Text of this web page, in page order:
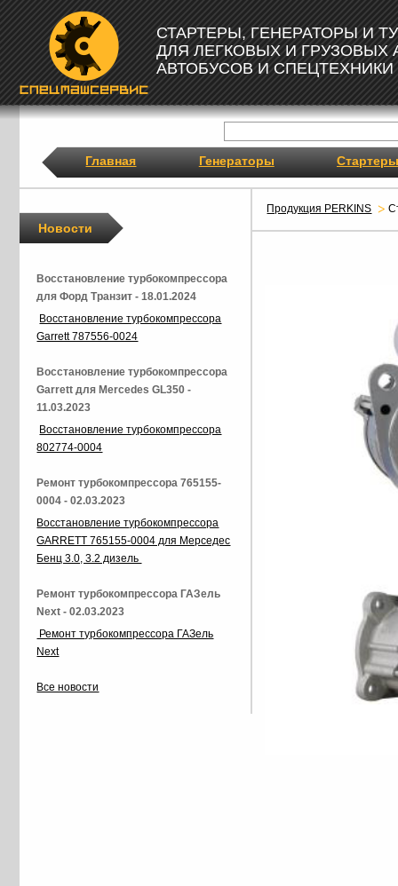
СТАРТЕРЫ, ГЕНЕРАТОРЫ И
ДЛЯ ЛЕГКОВЫХ И ГРУЗОВЫХ
АВТОБУСОВ И СПЕЦТЕХНИКИ
Главная Генераторы Стартеры
Продукция PERKINS
Новости
Восстановление турбокомпрессора
для Форд Транзит - 18.01.2024
Восстановление турбокомпрессора
Garrett 787556-0024
Восстановление турбокомпрессора
Garrett для Mercedes GL350 -
11.03.2023
Восстановление турбокомпрессора
802774-0004
Ремонт турбокомпрессора 765155-
0004 - 02.03.2023
Восстановление турбокомпрессора
GARRETT 765155-0004 для Мерседес
Бенц 3.0, 3.2 дизель
Ремонт турбокомпрессора ГАЗель
Next - 02.03.2023
Ремонт турбокомпрессора ГАЗель
Next
Все новости